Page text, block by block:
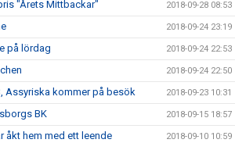
"Årets Mittbackar" 2018-09-28 08:53
2018-09-24 23:19
på lördag 2018-09-24 22:53
2018-09-24 22:50
Assyriska kommer på besök 2018-09-23 10:31
BK 2018-09-15 18:57
åkt hem med ett leende 2018-09-10 10:59